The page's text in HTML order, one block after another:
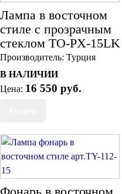
Лампа в восточном
стиле с прозрачным
стеклом ТO-PX-15LK
Производитель: Турция
В НАЛИЧИИ
Цена: 16 550 руб.